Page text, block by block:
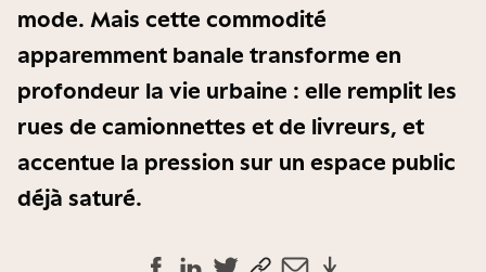
mode. Mais cette commodité
apparemment banale transforme en
profondeur la vie urbaine : elle remplit les
rues de camionnettes et de livreurs, et
accentue la pression sur un espace public
déjà saturé.